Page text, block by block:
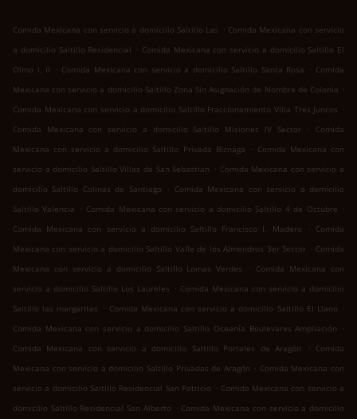
Comida Mexicana con servicio a domicilio Saltillo Las . Comida Mexicana con servicio
a domicilio Saltillo Residencial . Comida Mexicana con servicio a domicilio Saltillo El
Olmo I, II
. Comida Mexicana con servicio a domicilio Saltillo Santa Rosa . Comida
Mexicana con servicio a domicilio Saltillo Zona Sin Asignación de Nombre de Colonia .
Comida Mexicana con servicio a domicilio Saltillo Fraccionamiento Villa Tres Juncos .
Comida Mexicana con servicio a domicilio Saltillo Misiones IV Sector
.
Comida
Mexicana con servicio a domicilio Saltillo Privada Biznaga
. Comida Mexicana con
servicio a domicilio Saltillo Villas de San Sebastian . Comida Mexicana con servicio a
domicilio Saltillo Colinas de Santiago
. Comida Mexicana con servicio a domicilio
Saltillo Valencia
. Comida Mexicana con servicio a domicilio Saltillo 4 de Octubre .
Comida Mexicana con servicio a domicilio Saltillo Francisco I. Madero
. Comida
Mexicana con servicio a domicilio Saltillo Valle de los Almendros 3er Sector . Comida
Mexicana con servicio a domicilio Saltillo Lomas Verdes
. Comida Mexicana con
servicio a domicilio Saltillo Los Laureles . Comida Mexicana con servicio a domicilio
Saltillo las margaritas . Comida Mexicana con servicio a domicilio Saltillo El Llano .
Comida Mexicana con servicio a domicilio Saltillo Oceanía Boulevares Ampliación
.
Comida Mexicana con servicio a domicilio Saltillo Portales de Aragón
. Comida
Mexicana con servicio a domicilio Saltillo Privadas de Aragón . Comida Mexicana con
servicio a domicilio Saltillo Residencial San Patricio . Comida Mexicana con servicio a
domicilio Saltillo Residencial San Alberto . Comida Mexicana con servicio a domicilio